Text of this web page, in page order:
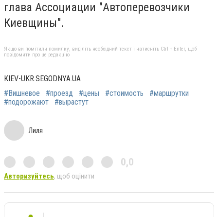
глава Ассоциации "Автоперевозчики
Киевщины".
Якщо ви помітили помилку, виділіть необхідний текст і натисніть Ctrl + Enter, щоб
повідомити про це редакцію
KIEV-UKR.SEGODNYA.UA
#Вишневое
#проезд #цены #стоимость
#маршрутки
#подорожают
#вырастут
Лиля
0,0
Авторизуйтесь, щоб оцінити